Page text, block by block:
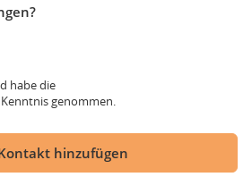
habe die
genommen.
hinzufügen